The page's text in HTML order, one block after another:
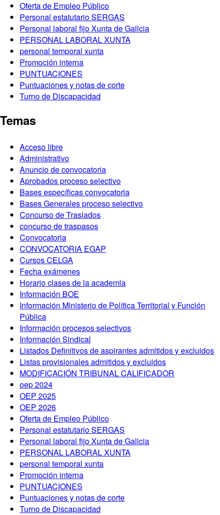
Oferta de Empleo Público
Personal estatutario SERGAS
Personal laboral fijo Xunta de Galicia
PERSONAL LABORAL XUNTA
personal temporal xunta
Promoción interna
PUNTUACIONES
Puntuaciones y notas de corte
Turno de Discapacidad
Temas
Acceso libre
Administrativo
Anuncio de convocatoria
Aprobados proceso selectivo
Bases específicas convocatoria
Bases Generales proceso selectivo
Concurso de Traslados
concurso de traspasos
Convocatoria
CONVOCATORIA EGAP
Cursos CELGA
Fecha exámenes
Horario clases de la academia
Información BOE
Información Ministerio de Política Territorial y Función
Pública
Información procesos selectivos
Información Sindical
Listados Definitivos de aspirantes admitidos y excluidos
Listas provisionales admitidos y excluidos
MODIFICACIÓN TRIBUNAL CALIFICADOR
oep 2024
OEP 2025
OEP 2026
Oferta de Empleo Público
Personal estatutario SERGAS
Personal laboral fijo Xunta de Galicia
PERSONAL LABORAL XUNTA
personal temporal xunta
Promoción interna
PUNTUACIONES
Puntuaciones y notas de corte
Turno de Discapacidad